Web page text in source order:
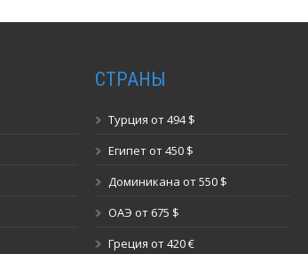
СТРАНЫ
Турция от 494 $
Египет от 450 $
Доминикана от 550 $
ОАЭ от 675 $
Греция от 420 €